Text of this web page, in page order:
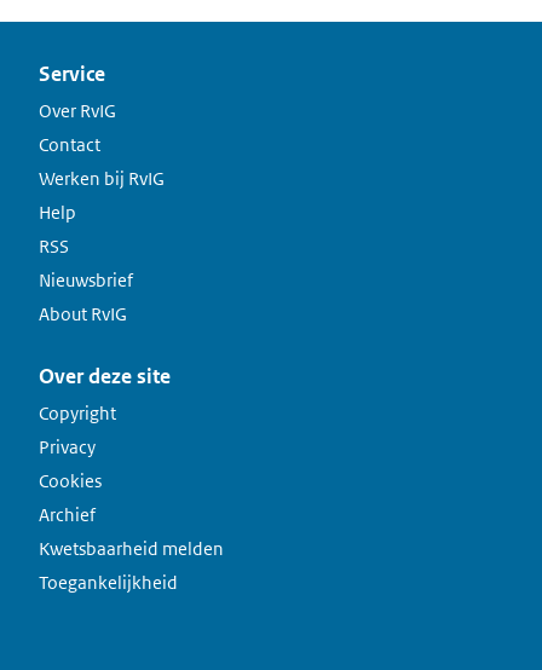
Service
Over RvIG
Contact
Werken bij RvIG
Help
RSS
Nieuwsbrief
About RvIG
Over deze site
Copyright
Privacy
Cookies
Archief
Kwetsbaarheid melden
Toegankelijkheid